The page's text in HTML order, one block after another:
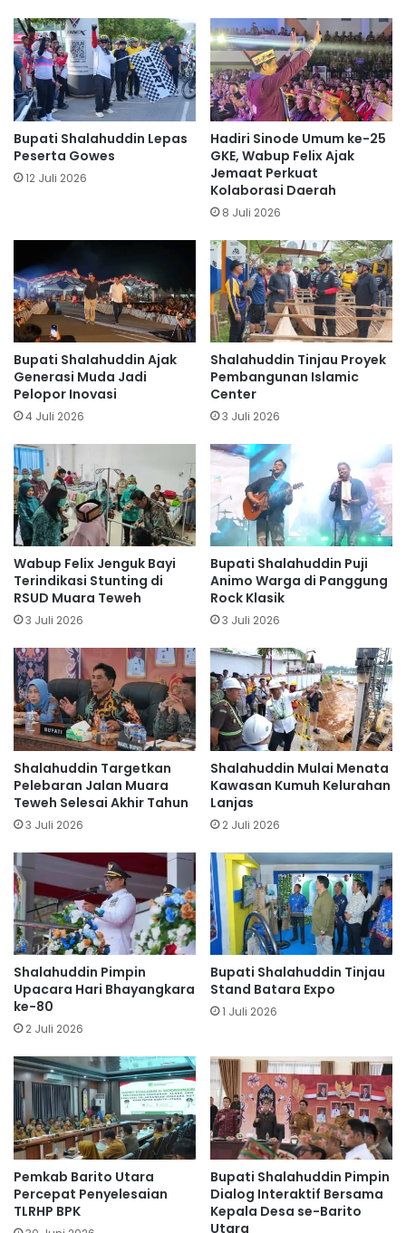
Bupati Shalahuddin Lepas
Peserta Gowes
12 Juli 2026
Hadiri Sinode Umum ke-25
GKE, Wabup Felix Ajak
Jemaat Perkuat
Kolaborasi Daerah
8 Juli 2026
Bupati Shalahuddin Ajak
Generasi Muda Jadi
Pelopor Inovasi
4 Juli 2026
Shalahuddin Tinjau Proyek
Pembangunan Islamic
Center
3 Juli 2026
Wabup Felix Jenguk Bayi
Terindikasi Stunting di
RSUD Muara Teweh
3 Juli 2026
Bupati Shalahuddin Puji
Animo Warga di Panggung
Rock Klasik
3 Juli 2026
Shalahuddin Targetkan
Pelebaran Jalan Muara
Teweh Selesai Akhir Tahun
3 Juli 2026
Shalahuddin Mulai Menata
Kawasan Kumuh Kelurahan
Lanjas
2 Juli 2026
Shalahuddin Pimpin
Upacara Hari Bhayangkara
ke-80
2 Juli 2026
Bupati Shalahuddin Tinjau
Stand Batara Expo
1 Juli 2026
Pemkab Barito Utara
Percepat Penyelesaian
TLRHP BPK
Bupati Shalahuddin Pimpin
Dialog Interaktif Bersama
Kepala Desa se-Barito
Utara